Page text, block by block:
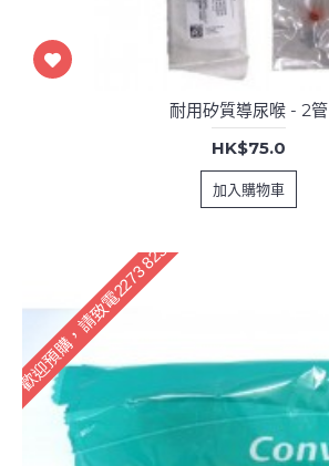
耐用矽質導尿喉 - 2管
HK$75.0
加入購物車
歡迎預購，請致電2273 8233訂購